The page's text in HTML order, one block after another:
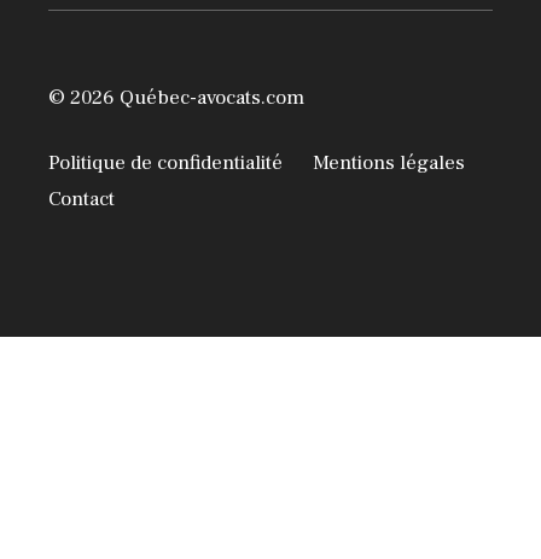
© 2026 Québec-avocats.com
Politique de confidentialité
Mentions légales
Contact